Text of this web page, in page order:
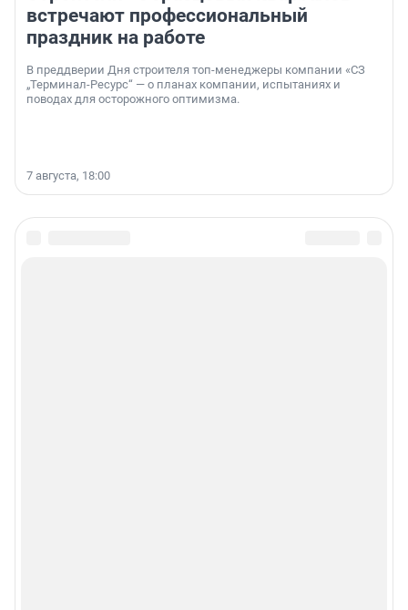
встречают профессиональный
праздник на работе
В преддверии Дня строителя топ-менеджеры компании «СЗ
„Терминал-Ресурс“ — о планах компании, испытаниях и
поводах для осторожного оптимизма.
7 августа, 18:00